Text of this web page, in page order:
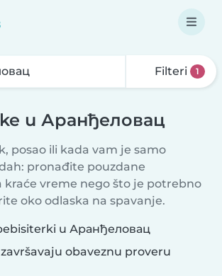
Filteri 1
u Аранђеловац
posao ili kada vam je samo
pronađite pouzdane
kraće vreme nego što je potrebno
oko odlaska na spavanje.
u Аранђеловац
obaveznu proveru